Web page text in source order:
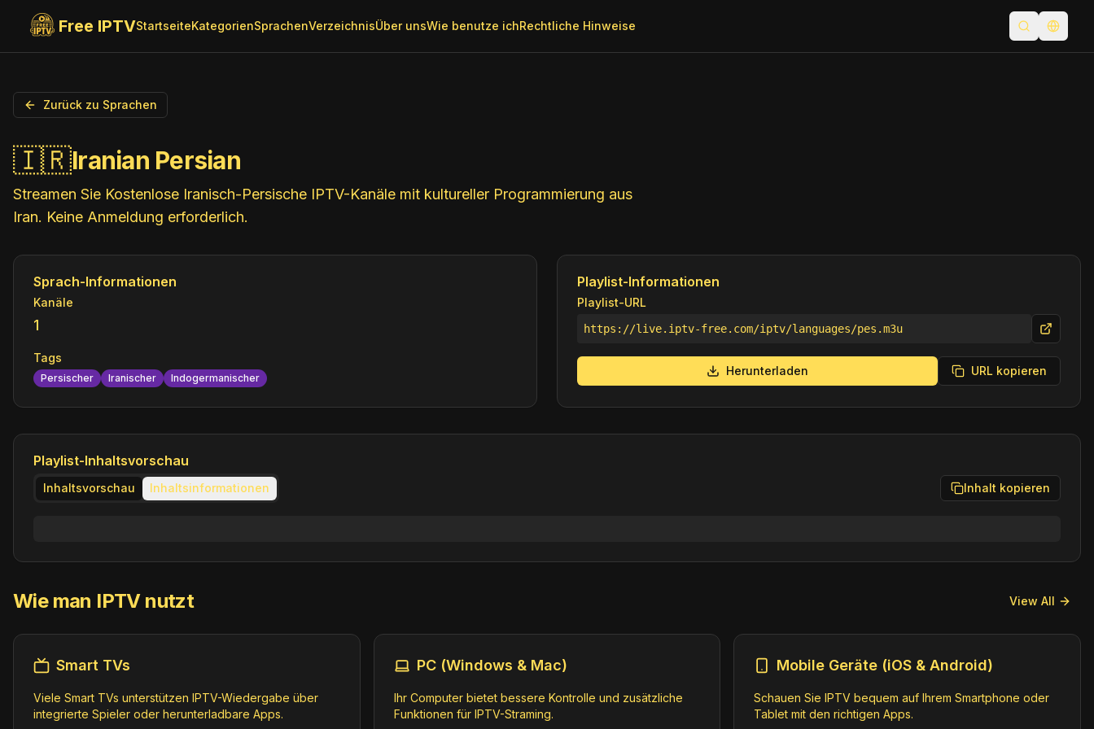
Free IPTVStartseiteKategorienSprachenVerzeichnisÜber unsWie benutze ichRechtliche Hinweise Suche
Zurück zu Sprachen
🇮🇷Iranian Persian
Streamen Sie Kostenlose Iranisch-Persische IPTV-Kanäle mit kultureller Programmierung aus
Iran. Keine Anmeldung erforderlich.
Sprach-Informationen
Kanäle
1
Tags
Persischer Iranischer Indogermanischer
Playlist-Informationen
Playlist-URL
https://live.iptv-free.com/iptv/languages/pes.m3u
Herunterladen URL kopieren
Playlist-Inhaltsvorschau
Inhaltsvorschau Inhaltsinformationen Inhalt kopieren
Wie man IPTV nutzt View All
Smart TVs
Viele Smart TVs unterstützen IPTV-Wiedergabe über
integrierte Spieler oder herunterladbare Apps.
PC (Windows & Mac)
Ihr Computer bietet bessere Kontrolle und zusätzliche
Funktionen für IPTV-Straming.
Mobile Geräte (iOS & Android)
Schauen Sie IPTV bequem auf Ihrem Smartphone oder
Tablet mit den richtigen Apps.